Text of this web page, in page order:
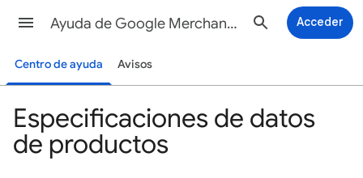
Ayuda de Google Merchant Center Acceder
Centro de ayuda Avisos
Especificaciones de datos
de productos